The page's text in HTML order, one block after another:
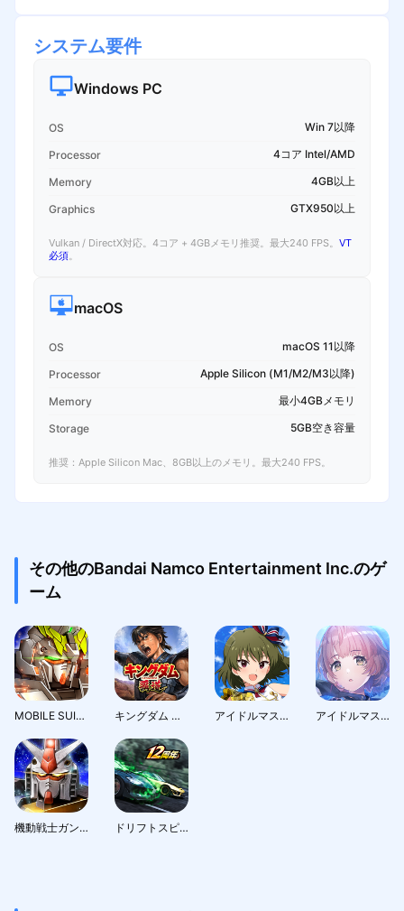
システム要件
Windows PC
OS Win 7以降
Processor 4コア Intel/AMD
Memory 4GB以上
Graphics GTX950以上
Vulkan / DirectX対応。4コア + 4GBメモリ推奨。最大240 FPS。 VT
必須。
macOS
OS macOS 11以降
Processor Apple Silicon (M1/M2/M3以降)
Memory 最小4GBメモリ
Storage 5GB空き容量
推奨：Apple Silicon Mac、8GB以上のメモリ。最大240 FPS。
その他のBandai Namco Entertainment Inc.のゲ
ーム
MOBILE SUIT GUNDAM U.C. ENGAGE キングダム 覇道 アイドルマスター ミリオンライブ！ シアターデイズ アイドルマスターシャイニーカラーズ SongforPrism
機動戦士ガンダム U.C. ENGAGE ドリフトスピリッツ